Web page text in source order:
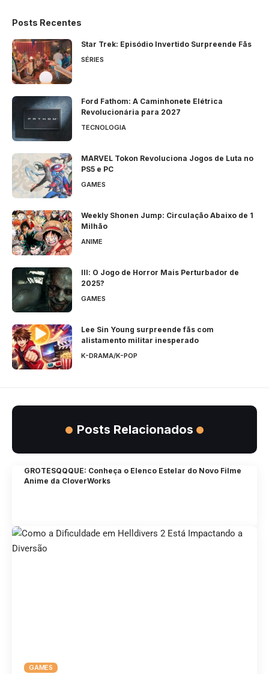
Posts Recentes
Star Trek: Episódio Invertido Surpreende Fãs
SÉRIES
Ford Fathom: A Caminhonete Elétrica
Revolucionária para 2027
TECNOLOGIA
MARVEL Tokon Revoluciona Jogos de Luta no
PS5 e PC
GAMES
Weekly Shonen Jump: Circulação Abaixo de 1
Milhão
ANIME
Ill: O Jogo de Horror Mais Perturbador de
2025?
GAMES
Lee Sin Young surpreende fãs com
alistamento militar inesperado
K-DRAMA/K-POP
Posts Relacionados
GROTESQQQUE: Conheça o Elenco Estelar do Novo Filme
Anime da CloverWorks
GAMES